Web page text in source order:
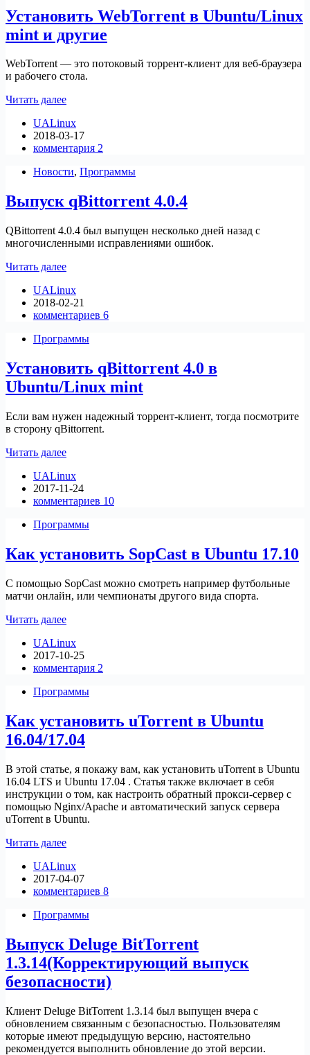
Как
его
установить
Linux?
Установить WebTorrent в Ubuntu/Linux
mint и другие
WebTorrent — это потоковый торрент-клиент для веб-браузера
и рабочего стола.
Читать далееУстановить
в
Ubuntu/Linux
mint
другие
UALinux
2018-03-17
комментария 2
Новости, Программы
Выпуск qBittorrent 4.0.4
QBittorrent 4.0.4 был выпущен несколько дней назад с
многочисленными исправлениями ошибок.
Читать далееВыпуск
4.0.4
UALinux
2018-02-21
комментариев 6
Программы
Установить qBittorrent 4.0 в
Ubuntu/Linux mint
Если вам нужен надежный торрент-клиент, тогда посмотрите
в сторону qBittorrent.
Читать далееУстановить
4.0
в
Ubuntu/Linux
UALinux
2017-11-24
комментариев 10
Программы
Как установить SopCast в Ubuntu 17.10
С помощью SopCast можно смотреть например футбольные
матчи онлайн, или чемпионаты другого вида спорта.
Читать далееКак
SopCast
в
Ubuntu
UALinux
2017-10-25
комментария 2
Программы
Как установить uTorrent в Ubuntu
16.04/17.04
В этой статье, я покажу вам, как установить uTorrent в Ubuntu
16.04 LTS и Ubuntu 17.04 . Статья также включает в себя
инструкции о том, как настроить обратный прокси-сервер с
помощью Nginx/Apache и автоматический запуск сервера
uTorrent в Ubuntu.
Читать далееКак
uTorrent
в
Ubuntu
UALinux
2017-04-07
комментариев 8
Программы
Выпуск Deluge BitTorrent
1.3.14(Корректирующий выпуск
безопасности)
Клиент Deluge BitTorrent 1.3.14 был выпущен вчера с
обновлением связанным с безопасностью. Пользователям
которые имеют предыдущую версию, настоятельно
рекомендуется выполнить обновление до этой версии.